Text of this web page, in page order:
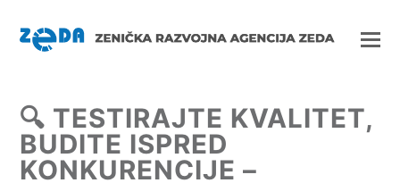
🔍 TESTIRAJTE KVALITET,
BUDITE ISPRED
KONKURENCIJE –